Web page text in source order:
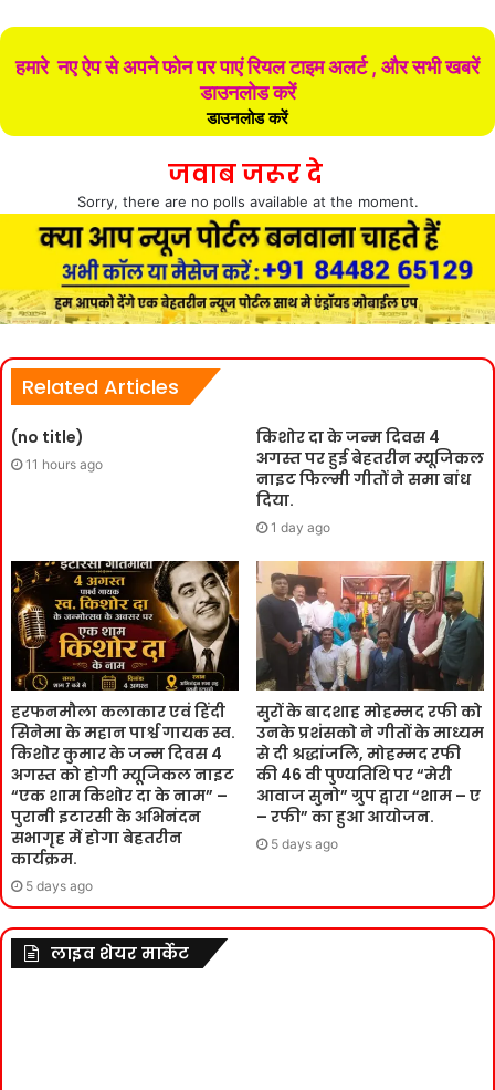
हमारे नए ऐप से अपने फोन पर पाएं रियल टाइम अलर्ट , और सभी खबरें
डाउनलोड करें
डाउनलोड करें
जवाब जरूर दे
Sorry, there are no polls available at the moment.
Related Articles
(no title)
11 hours ago
किशोर दा के जन्म दिवस 4
अगस्त पर हुई बेहतरीन म्यूजिकल
नाइट फिल्मी गीतों ने समा बांध
दिया.
1 day ago
हरफनमौला कलाकार एवं हिंदी
सिनेमा के महान पार्श्व गायक स्व.
किशोर कुमार के जन्म दिवस 4
अगस्त को होगी म्यूजिकल नाइट
“एक शाम किशोर दा के नाम” –
पुरानी इटारसी के अभिनंदन
सभागृह में होगा बेहतरीन
कार्यक्रम.
5 days ago
सुरों के बादशाह मोहम्मद रफी को
उनके प्रशंसको ने गीतों के माध्यम
से दी श्रद्धांजलि, मोहम्मद रफी
की 46 वी पुण्यतिथि पर “मेरी
आवाज सुनो” ग्रुप द्वारा “शाम – ए
– रफी” का हुआ आयोजन.
5 days ago
लाइव शेयर मार्केट